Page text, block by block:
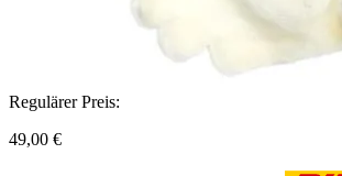
Regulärer Preis:
49,00 €